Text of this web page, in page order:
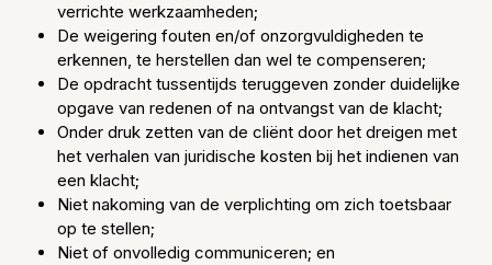
verrichte werkzaamheden;
De weigering fouten en/of onzorgvuldigheden te
erkennen, te herstellen dan wel te compenseren;
De opdracht tussentijds teruggeven zonder duidelijke
opgave van redenen of na ontvangst van de klacht;
Onder druk zetten van de cliënt door het dreigen met
het verhalen van juridische kosten bij het indienen van
een klacht;
Niet nakoming van de verplichting om zich toetsbaar
op te stellen;
Niet of onvolledig communiceren; en